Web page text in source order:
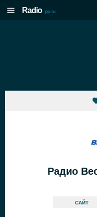
Radio .pp.ru
Радио
САЙТ